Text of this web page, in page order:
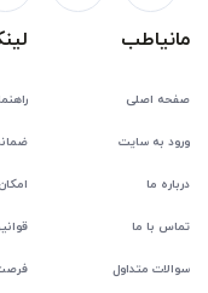
مانیاطب
صفحه اصلی
ورود به سایت
درباره ما
تماس با ما
سوالات متداول